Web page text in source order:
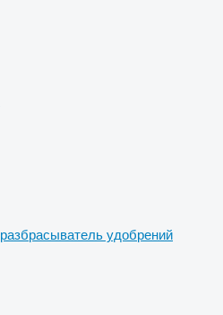
разбрасыватель удобрений